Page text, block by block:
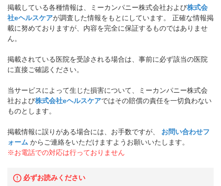
掲載している各種情報は、ミーカンパニー株式会社および株式会
社eヘルスケアが調査した情報をもとにしています。 正確な情報掲
載に努めておりますが、内容を完全に保証するものではありませ
ん。
掲載されている医院を受診される場合は、事前に必ず該当の医院
に直接ご確認ください。
当サービスによって生じた損害について、ミーカンパニー株式会
社および株式会社eヘルスケアではその賠償の責任を一切負わない
ものとします。
掲載情報に誤りがある場合には、お手数ですが、
お問い合わせフ
ォーム からご連絡をいただけますようお願いいたします。
※お電話での対応は行っておりません
必ずお読みください